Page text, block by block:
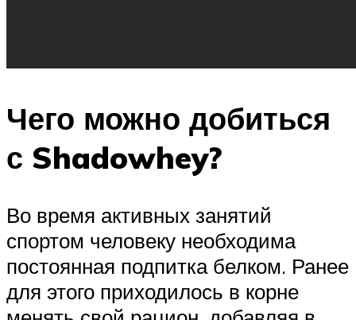
Чего можно добиться
с Shadowhey?
Во время активных занятий
спортом человеку необходима
постоянная подпитка белком. Ранее
для этого приходилось в корне